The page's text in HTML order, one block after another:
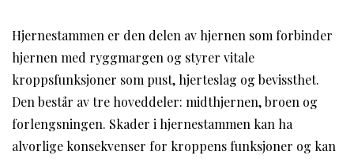
Hjernestammen er den delen av hjernen som forbinder
hjernen med ryggmargen og styrer vitale
kroppsfunksjoner som pust, hjerteslag og bevissthet.
Den består av tre hoveddeler: midthjernen, broen og
forlengsningen. Skader i hjernestammen kan ha
alvorlige konsekvenser for kroppens funksjoner og kan